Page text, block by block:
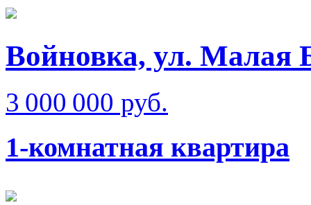
Войновка, ул. Малая
3 000 000 руб.
1-комнатная квартира